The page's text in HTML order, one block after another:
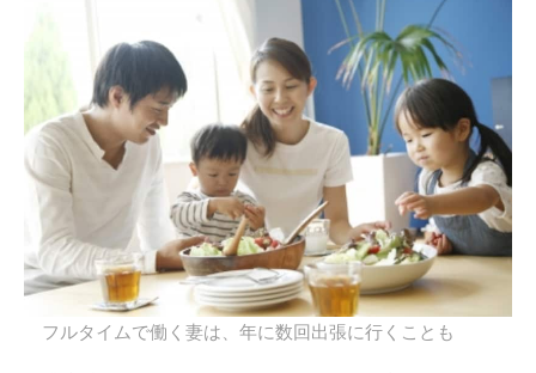
フルタイムで働く妻は、年に数回出張に行くことも